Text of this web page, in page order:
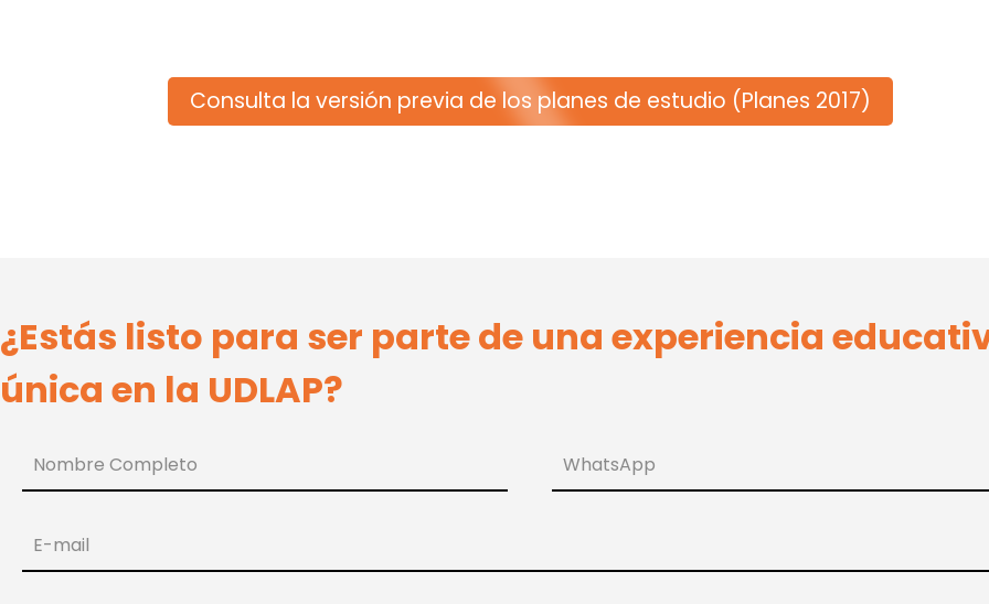
Consulta la versión previa de los planes de estudio (Planes 2017)
¿Estás listo para ser parte de una experiencia
única en la UDLAP?
Nombre Completo WhatsApp
E-mail